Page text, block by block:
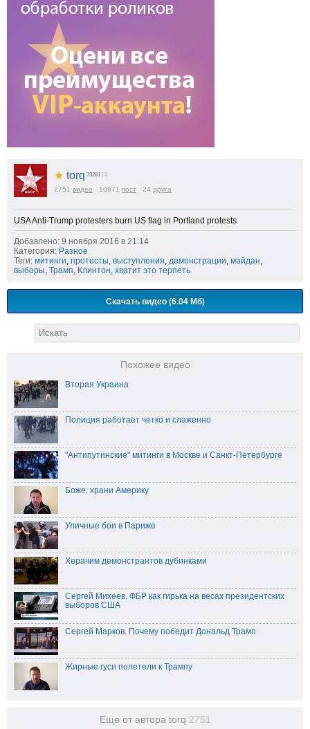
★ torq 73281 | 0
2751 видео 10871 пост 24 друга
USA Anti-Trump protesters burn US flag in Portland protests
Добавлено: 9 ноября 2016 в 21:14
Категория: Разное
Теги: митинги, протесты, выступления, демонстрации, майдан,
выборы, Трамп, Клинтон, хватит это терпеть
Скачать видео (6.04 Мб)
Похожее видео
Вторая Украина
Полиция работает четко и слаженно
"Антипутинские" митинги в Москве и Санкт-Петербурге
Боже, храни Америку
Уличные бои в Париже
Херачим демонстрантов дубинками
Сергей Михеев. ФБР как гирька на весах президентских
выборов США
Сергей Марков. Почему победит Дональд Трамп
Жирные гуси полетели к Трампу
Еще от автора torq 2751